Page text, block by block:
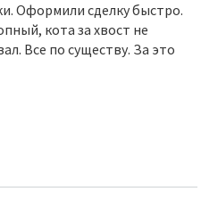
Оформили сделку быстро.
кота за хвост не
Все по существу. За это